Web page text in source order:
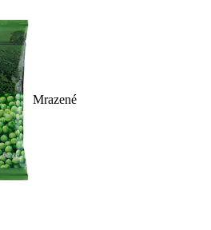
Mrazené